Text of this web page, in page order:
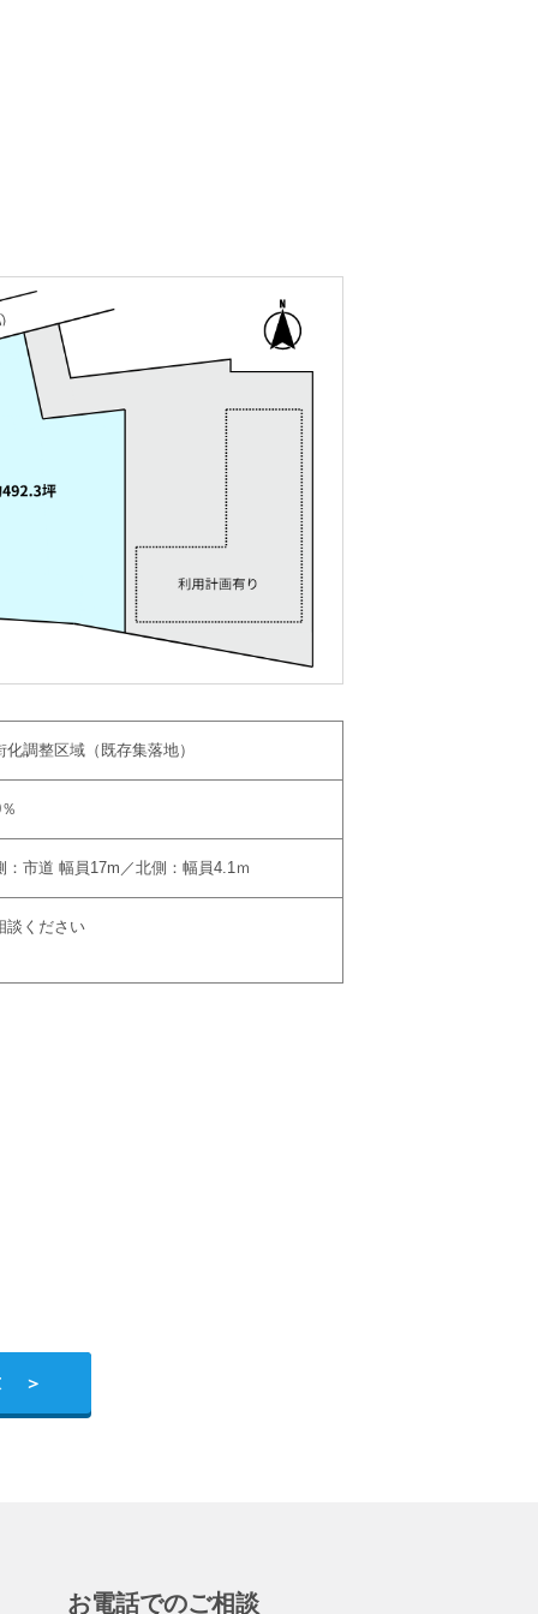
化調整区域（既存集落地）
：市道 幅員17m／北側：幅員4.1ｍ
談ください
お電話でのご相談